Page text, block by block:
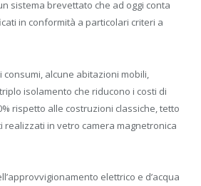
sistema brevettato che ad oggi conta
in conformità a particolari criteri a
alcune abitazioni mobili,
isolamento che riducono i costi di
rispetto alle costruzioni classiche, tetto
realizzati in vetro camera magnetronica
elettrico e d’acqua